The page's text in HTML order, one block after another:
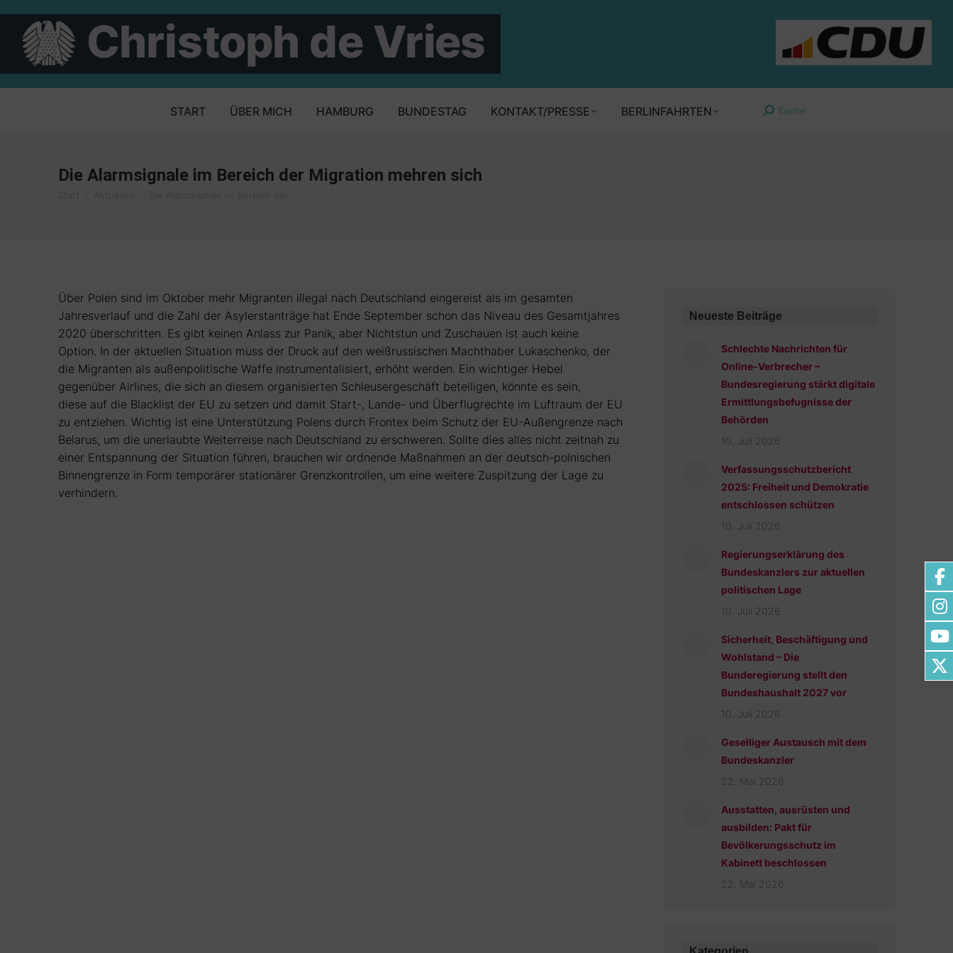
START ÜBER MICH HAMBURG BUNDESTAG KONTAKT/PRESSE BERLINFAHRTEN Search:
Suche
Die Alarmsignale im Bereich der Migration mehren sich
Über Polen sind im Oktober mehr Migranten illegal nach Deutschland eingereist als im gesamten
Jahresverlauf und die Zahl der Asylerstanträge hat Ende September schon das Niveau des Gesamtjahres
2020 überschritten. Es gibt keinen Anlass zur Panik, aber Nichtstun und Zuschauen ist auch keine
Option. In der aktuellen Situation muss der Druck auf den weißrussischen Machthaber Lukaschenko, der
die Migranten als außenpolitische Waffe instrumentalisiert, erhöht werden. Ein wichtiger Hebel
gegenüber Airlines, die sich an diesem organisierten Schleusergeschäft beteiligen, könnte es sein,
diese auf die Blacklist der EU zu setzen und damit Start-, Lande- und Überflugrechte im Luftraum der EU
zu entziehen. Wichtig ist eine Unterstützung Polens durch Frontex beim Schutz der EU-Außengrenze nach
Belarus, um die unerlaubte Weiterreise nach Deutschland zu erschweren. Sollte dies alles nicht zeitnah zu
einer Entspannung der Situation führen, brauchen wir ordnende Maßnahmen an der deutsch-polnischen
Binnengrenze in Form temporärer stationärer Grenzkontrollen, um eine weitere Zuspitzung der Lage zu
verhindern.
Neueste Beiträge
Schlechte Nachrichten für
Online-Verbrecher –
Bundesregierung stärkt digitale
Ermittlungsbefugnisse der
Behörden
10. Juli 2026
Verfassungsschutzbericht
2025: Freiheit und Demokratie
entschlossen schützen
10. Juli 2026
Regierungserklärung des
Bundeskanzlers zur aktuellen
politischen Lage
10. Juli 2026
Sicherheit, Beschäftigung und
Wohlstand – Die
Bunderegierung stellt den
Bundeshaushalt 2027 vor
10. Juli 2026
Geselliger Austausch mit dem
Bundeskanzler
22. Mai 2026
Ausstatten, ausrüsten und
ausbilden: Pakt für
Bevölkerungsschutz im
Kabinett beschlossen
22. Mai 2026